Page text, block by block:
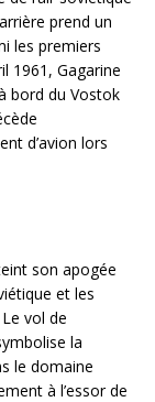
prend un
les premiers
1961, Gagarine
bord du Vostok
d’avion lors
son apogée
et les
vol de
la
le domaine
à l’essor de